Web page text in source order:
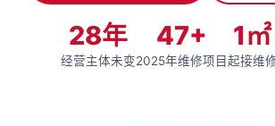
28年
经营主体未变
47+
2025年维修项目
1㎡
起接维